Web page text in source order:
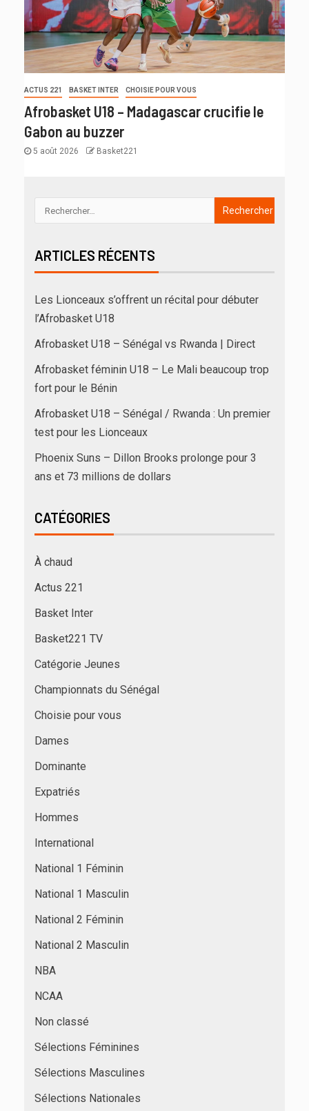
ACTUS 221 BASKET INTER CHOISIE POUR VOUS
Afrobasket U18 – Madagascar crucifie le
Gabon au buzzer
5 août 2026 Basket221
ARTICLES RÉCENTS
Les Lionceaux s’offrent un récital pour débuter
l’Afrobasket U18
Afrobasket U18 – Sénégal vs Rwanda | Direct
Afrobasket féminin U18 – Le Mali beaucoup trop
fort pour le Bénin
Afrobasket U18 – Sénégal / Rwanda : Un premier
test pour les Lionceaux
Phoenix Suns – Dillon Brooks prolonge pour 3
ans et 73 millions de dollars
CATÉGORIES
À chaud
Actus 221
Basket Inter
Basket221 TV
Catégorie Jeunes
Championnats du Sénégal
Choisie pour vous
Dames
Dominante
Expatriés
Hommes
International
National 1 Féminin
National 1 Masculin
National 2 Féminin
National 2 Masculin
NBA
NCAA
Non classé
Sélections Féminines
Sélections Masculines
Sélections Nationales